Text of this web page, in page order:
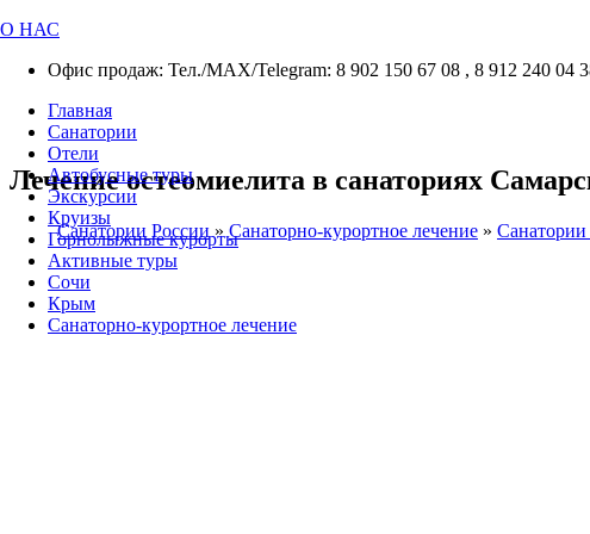
О НАС
Офис продаж: Тел./МАХ/Telegram: 8 902 150 67 08 , 8 912 240 04
Главная
Санатории
Отели
Автобусные туры
Экскурсии
Круизы
Горнолыжные курорты
Активные туры
Сочи
Крым
Санаторно-курортное лечение
Лечение остеомиелита в санаториях
Санатории России » Санаторно-курортное лечение » Санатории